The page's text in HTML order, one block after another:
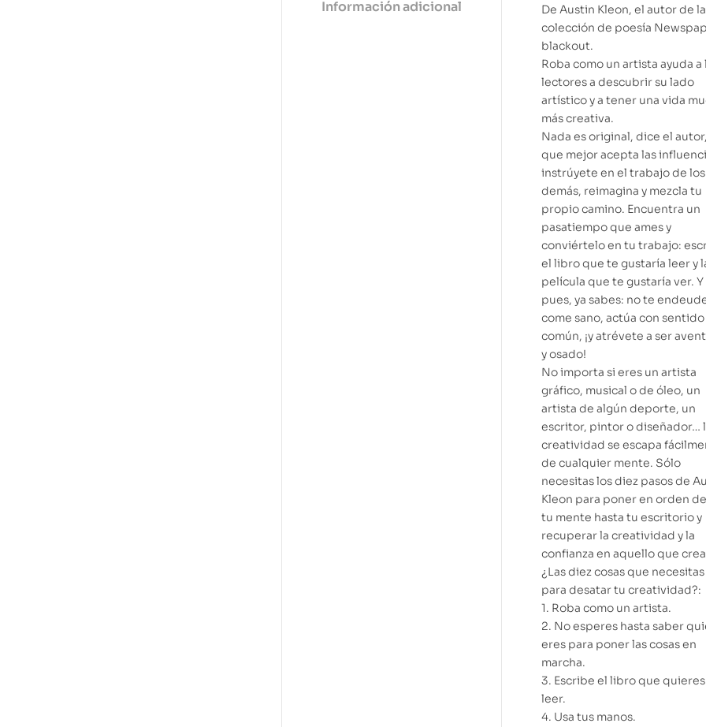
Información adicional
De Austin Kleon, el autor de la
colección de poesía
blackout.
Roba como un artista ayuda a
lectores a descubrir su lado
artístico y a tener una vida
más creativa.
Nada es original, dice el
que mejor acepta las
instrúyete en el trabajo de los
demás, reimagina y mezcla tu
propio camino. Encuentra un
pasatiempo que ames y
conviértelo en tu trabajo:
el libro que te gustaría leer y
película que te gustaría ver. Y
pues, ya sabes: no te
come sano, actúa con sentido
común, ¡y atrévete a ser
y osado!
No importa si eres un artista
gráfico, musical o de óleo, un
artista de algún deporte, un
escritor, pintor o diseñador…
creatividad se escapa
de cualquier mente. Sólo
necesitas los diez pasos de
Kleon para poner en orden
tu mente hasta tu escritorio y
recuperar la creatividad y la
confianza en aquello que
¿Las diez cosas que necesitas
para desatar tu creatividad?:
1. Roba como un artista.
2. No esperes hasta saber
eres para poner las cosas en
marcha.
3. Escribe el libro que quieres
leer.
4. Usa tus manos.